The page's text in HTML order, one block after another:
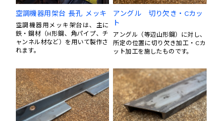
空調機器用架台 長孔 メッキ
空調機器用メッキ架台は、主に
鉄・鋼材（H形鋼、角パイプ、チ
ャンネル材など）を用いて製作さ
れます。
アングル 切り欠き・Cカッ
ト
アングル（等辺山形鋼）に対し、
所定の位置に切り欠き加工・Cカ
ット加工を施したものです。